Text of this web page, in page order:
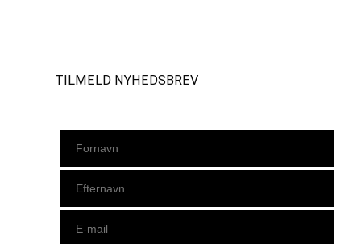
TILMELD NYHEDSBREV